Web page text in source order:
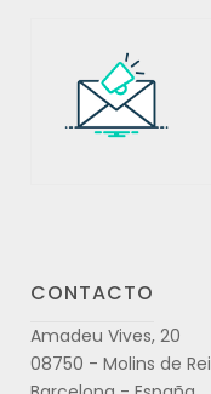
CONTACTO
Amadeu Vives, 20
08750 - Molins de Rei